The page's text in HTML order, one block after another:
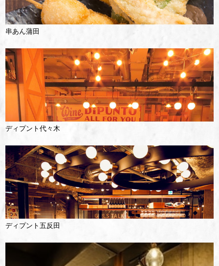
串あん蒲田
ディプント代々木
ディプント五反田